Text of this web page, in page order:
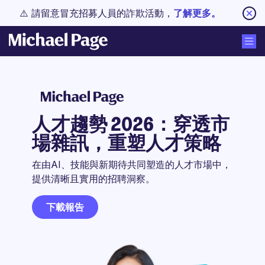
⚠️ 請留意冒充招募人員的詐欺活動， 了解更多。
人才趨勢 2026：穿透市
場雜訊，重塑人才策略
在由AI、技能與新期待共同塑造的人才市場中，
提供清晰且實用的招聘洞察。
下載報告